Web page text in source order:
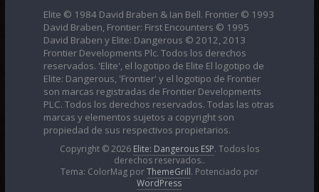
Elite © 1984 David Braben & Ian Bell. Frontier © 1993
David Braben, Frontier: First Encounters © 1995
David Braben y Elite: Dangerous © 2012, 2013
Frontier Developments Plc. Todos los derechos
reservados. 'Elite', el logotipo de Elite El logotipo de
Elite: Dangerous, 'Frontier' y el logotipo de Frontier
son marcas registradas de Frontier Developments
PLC. Todos los derechos reservados. Todas las otras
marcas y elementos sujetos a copyright son
propiedad de sus respectivos propietarios.
Copyright © 2026 Elite: Dangerous ESP . Todos los
derechos reservados..
Tema: ColorMag porThemeGrill . Potenciado por
WordPress